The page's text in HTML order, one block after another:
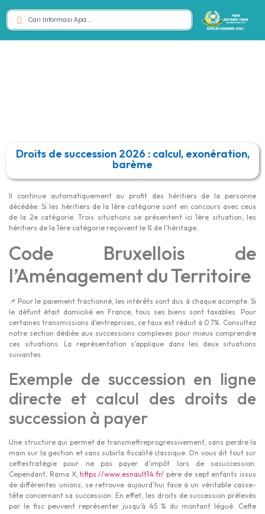
Droits de succession 2026 : calcul, exonération,
barème
Il continue automatiquement au profit des héritiers de la personne
décédée. Si les héritiers de la 1ère catégorie sont en concours avec ceux
de la 2e catégorie. Trois situations se présentent ici 1ère situation, les
héritiers de la 1ère catégorie reçoivent le ¾ de l’héritage.
Code Bruxellois de
l’Aménagement du Territoire
📌 Pour le paiement fractionné, les intérêts sont dus à chaque acompte. Si
le défunt était domicilié en France, tous ses biens sont taxables. Pour
certaines transmissions d’entreprises, ce taux est réduit à 0.7%. Consultez
notre section dédiée aux successions complexes pour mieux comprendre
ces situations. La représentation s’applique dans les deux situations
suivantes.
Exemple de succession en ligne
directe et calcul des droits de
succession à payer
Une structure qui permet de transmettreprogressivement, sans perdre la
main sur la gestion et sans subirla fiscalité classique. On vous dit tout sur
cettestratégie pour ne pas payer d’impôt lors de sasuccession.
Cependant, Rama X,https://www.esnault14.fr/ père de sept enfants issus
de différentes unions, se retrouve aujourd’hui face à un véritable casse-
tête concernant sa succession. En effet, les droits de succession prélevés
par le fisc peuvent représenter jusqu’à 45 % du montant légué. Cette